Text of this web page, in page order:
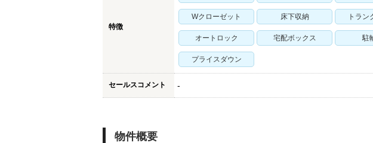
特徴
Wクローゼット 床下収納 トラン
オートロック 宅配ボックス 駐
プライスダウン
セールスコメント -
物件概要